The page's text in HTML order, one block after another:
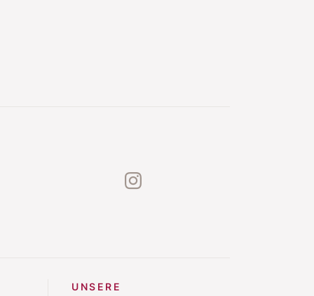
instagram
UNSERE